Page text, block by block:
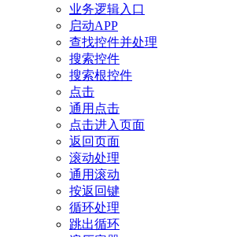
业务逻辑入口
启动APP
查找控件并处理
搜索控件
搜索根控件
点击
通用点击
点击进入页面
返回页面
滚动处理
通用滚动
按返回键
循环处理
跳出循环